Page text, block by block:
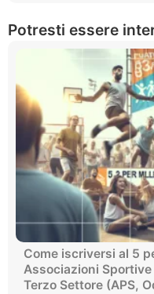
Potresti essere
Come iscriversi al 5
Associazioni
Terzo Settore (APS,